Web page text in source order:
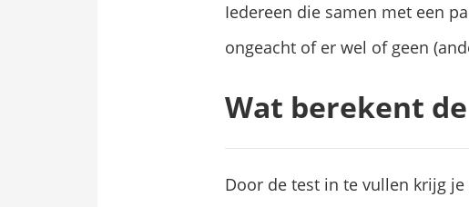
Iedereen die samen met een
ongeacht of er wel of geen
Wat berekent
Door de test in te vullen krijg